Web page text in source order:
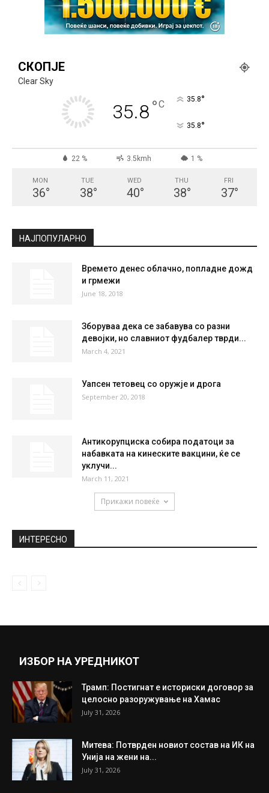
СКОПЈЕ
Clear Sky
35.8°C 35.8°
35.8°
22 % 3.5kmh 1 %
MON
36°
TUE
38°
WED
40°
THU
38°
FRI
37°
НАЈПОПУЛАРНО
Времето денес облачно, попладне дожд
и грмежи
June 18, 2018
Зборуваа дека се забавува со разни
девојки, но славниот фудбалер тврди...
March 4, 2021
Уапсен тетовец со оружје и дрога
September 20, 2018
Антикорупциска собира податоци за
набавката на кинеските вакцини, ќе се
уклучи...
March 11, 2021
Прикажи повеќе
ИНТЕРЕСНО
ИЗБОР НА УРЕДНИКОТ
Трамп: Постигнат е историски договор за
целосно разоружување на Хамас
July 31, 2026
Митева: Потврден новиот состав на ИК на
Унија на жени на...
July 31, 2026